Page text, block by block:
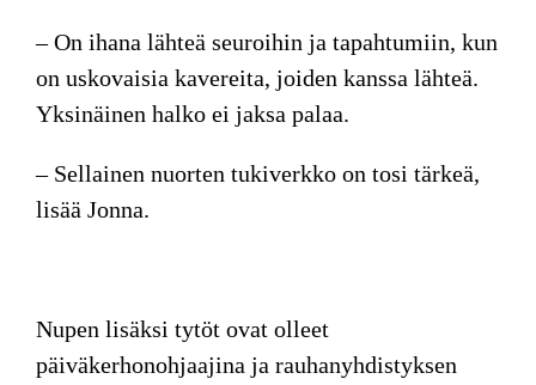
– On ihana lähteä seuroihin ja tapahtumiin, kun
on uskovaisia kavereita, joiden kanssa lähteä.
Yksinäinen halko ei jaksa palaa.
– Sellainen nuorten tukiverkko on tosi tärkeä,
lisää Jonna.
Nupen lisäksi tytöt ovat olleet
päiväkerhonohjaajina ja rauhanyhdistyksen